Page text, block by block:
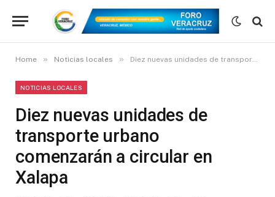
Home » Noticias locales » Diez nuevas unidades de transporte urbano comenzarán a circular en Xalapa
NOTICIAS LOCALES
Diez nuevas unidades de
transporte urbano
comenzarán a circular en
Xalapa